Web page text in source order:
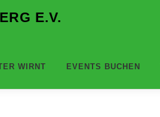
E.V.
WIRNT EVENTS BUCHEN